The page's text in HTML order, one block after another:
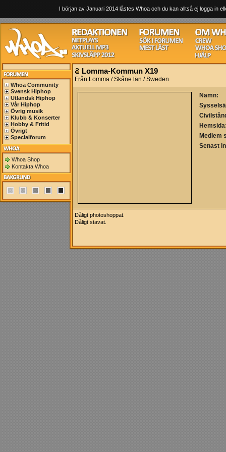
I början av Januari 2014 låstes Whoa och du kan alltså ej logga in
Whoa Community
Svensk Hiphop
Utländsk Hiphop
Vår Hiphop
Övrig musik
Klubb & Konserter
Hobby & Fritid
Övrigt
Specialforum
Whoa Shop
Kontakta Whoa
Lomma-Kommun X19
Från Lomma / Skåne län / Sweden
Namn:
Medlem
Senast
Dåligt photoshoppat.
Dåligt stavat.